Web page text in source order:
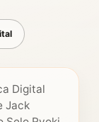
Digital
Jack